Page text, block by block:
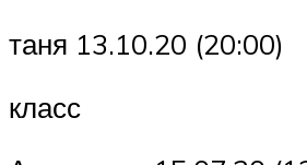
таня 13.10.20 (20:00)
класс